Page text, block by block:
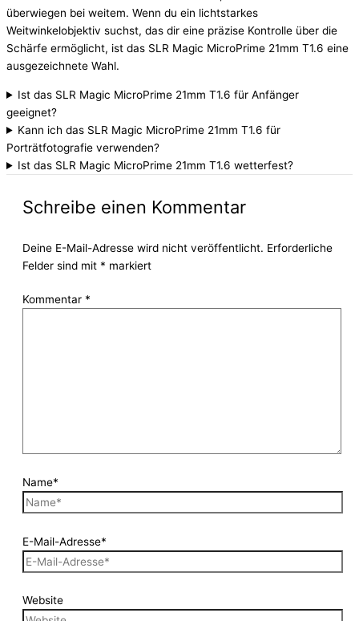
überwiegen bei weitem. Wenn du ein lichtstarkes
Weitwinkelobjektiv suchst, das dir eine präzise Kontrolle über die
Schärfe ermöglicht, ist das SLR Magic MicroPrime 21mm T1.6 eine
ausgezeichnete Wahl.
Ist das SLR Magic MicroPrime 21mm T1.6 für Anfänger
geeignet?
Kann ich das SLR Magic MicroPrime 21mm T1.6 für
Porträtfotografie verwenden?
Ist das SLR Magic MicroPrime 21mm T1.6 wetterfest?
Schreibe einen Kommentar
Deine E-Mail-Adresse wird nicht veröffentlicht. Erforderliche
Felder sind mit * markiert
Kommentar *
Name*
E-Mail-Adresse*
Website